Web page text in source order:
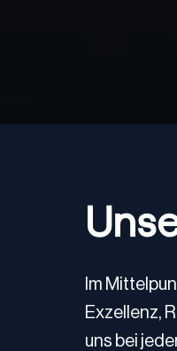
Im
Exzellenz,
uns bei